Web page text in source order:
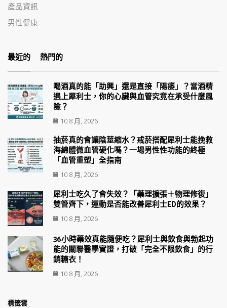
產品資訊
男性健康
最近的 熱門的
喝酒真的能「助興」還是直接「陽痿」？當酒精
遇上犀利士，你的心臟與血管究竟在承受什麼風
險？
10 8 月, 2026
抽菸真的會讓陰莖縮水？戒菸搭配犀利士能挽救
海綿體微血管硬化嗎？一場男性性功能的終極
「血管重塑」全指南
10 8 月, 2026
犀利士吃久了會失效？「藥理擴張＋物理修復」
雙管齊下，運動是否能改善犀利士ED的效果？
10 8 月, 2026
36小時藥效真能隨便吃？犀利士與飲食與勃起功
能的關聯醫學實證，打破「完全不限飲食」的行
銷糖衣！
10 8 月, 2026
標籤雲